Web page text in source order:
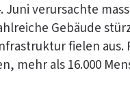
Juni verursachte
Gebäude
fielen aus.
mehr als 16.000